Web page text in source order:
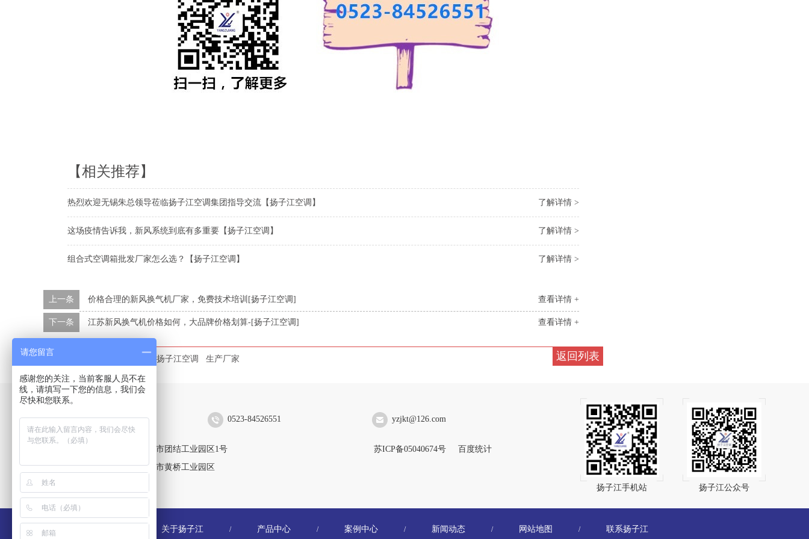
【相关推荐】
了解详情 >
热烈欢迎无锡朱总领导莅临扬子江空调集团指导交流【扬子江空调】
了解详情 >
这场疫情告诉我，新风系统到底有多重要【扬子江空调】
了解详情 >
组合式空调箱批发厂家怎么选？【扬子江空调】
查看详情 +
上一条 价格合理的新风换气机厂家，免费技术培训[扬子江空调]
查看详情 +
下一条 江苏新风换气机价格如何，大品牌价格划算-[扬子江空调]
返回列表
本文标签： 扬子江空调 生产厂家
扬子江空调集团有限公司 0523-84526551 yzjkt@126.com
靖江生产区：江苏省靖江市团结工业园区1号
黄桥生产区：江苏省泰兴市黄桥工业园区
苏ICP备05040674号 百度统计
扬子江手机站 扬子江公众号
关于扬子江 / 产品中心 / 案例中心 / 新闻动态 / 网站地图 / 联系扬子江
请您留言
感谢您的关注，当前客服人员不在
线，请填写一下您的信息，我们会
尽快和您联系。